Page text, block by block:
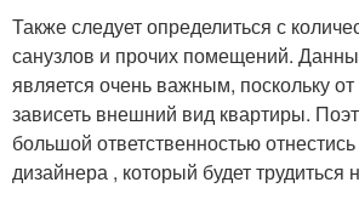
Также следует определиться с
санузлов и прочих помещений.
является очень важным, поскольку от
зависеть внешний вид квартиры.
большой ответственностью
дизайнера , который будет трудиться